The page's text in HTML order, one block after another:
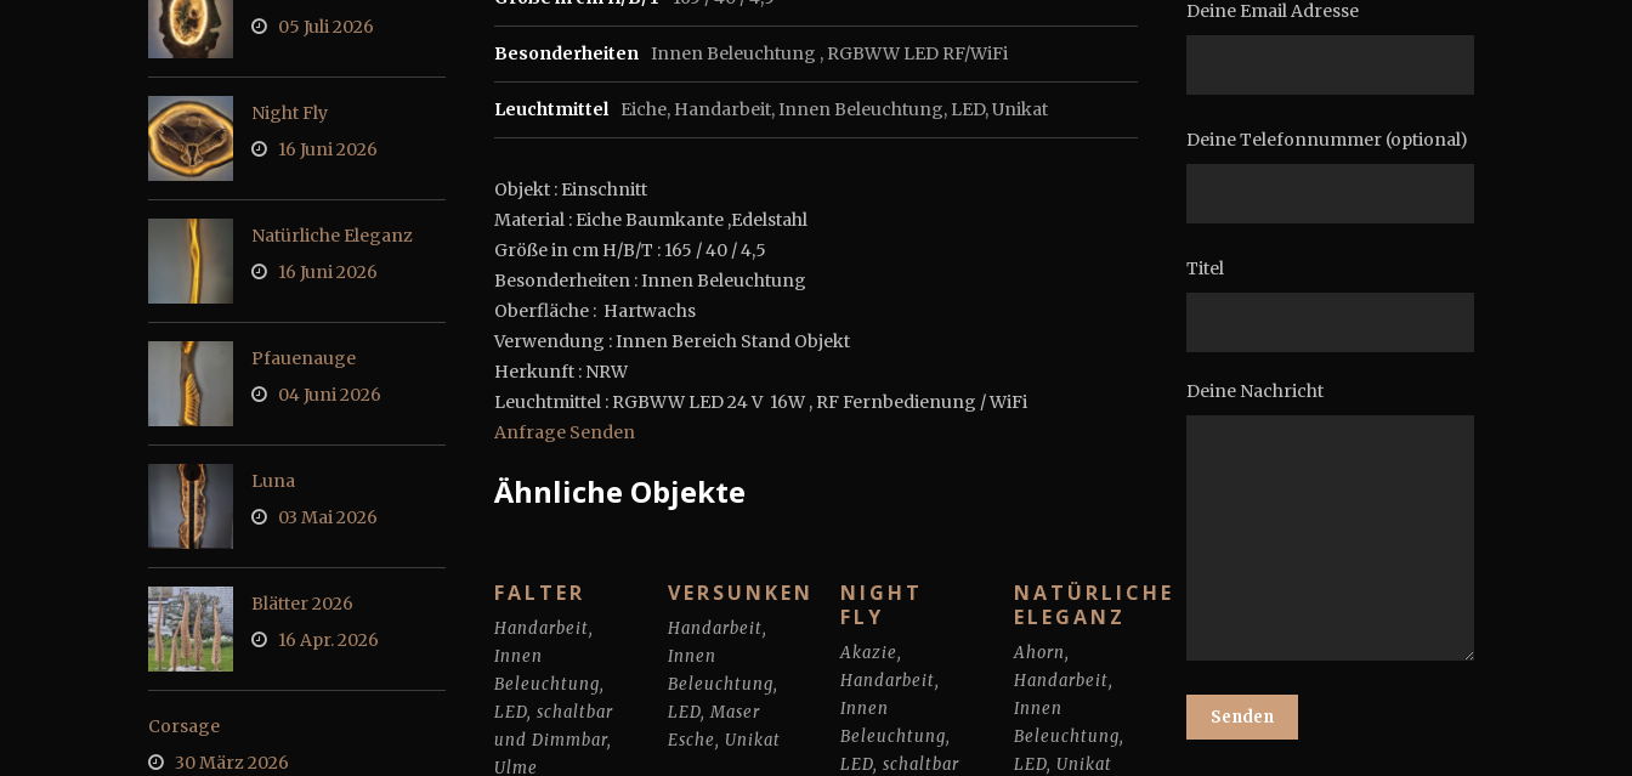
Besonderheiten Innen Beleuchtung , RGBWW LED RF/WiFi
Leuchtmittel Eiche, Handarbeit,Innen Beleuchtung, LED,Unikat
Objekt : Einschnitt
Material : Eiche Baumkante ,Edelstahl
Größe in cm H/B/T : 165 / 40 / 4,5
Besonderheiten : Innen Beleuchtung
Oberfläche : Hartwachs
Verwendung : Innen Bereich Stand Objekt
Herkunft : NRW
Leuchtmittel : RGBWW LED 24 V 16W , RF Fernbedienung / WiFi
Anfrage Senden
Ähnliche Objekte
FALTER
Handarbeit,
Innen
Beleuchtung,
LED, schaltbar
und Dimmbar,
Ulme
VERSUNKEN
Handarbeit,
Innen
Beleuchtung,
LED, Maser
Esche, Unikat
NIGHT
FLY
Akazie,
Handarbeit,
Innen
Beleuchtung,
LED, schaltbar
NATÜRLICHE
ELEGANZ
Ahorn,
Handarbeit,
Innen
Beleuchtung,
LED, Unikat
05 Juli 2026
Night Fly
16 Juni 2026
Natürliche Eleganz
16 Juni 2026
Pfauenauge
04 Juni 2026
Luna
03 Mai 2026
Blätter 2026
16 Apr. 2026
Corsage
30 März 2026
Deine Email Adresse
Deine Telefonnummer (optional)
Titel
Deine Nachricht